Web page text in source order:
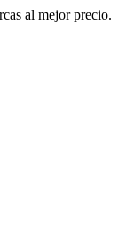
al mejor precio.